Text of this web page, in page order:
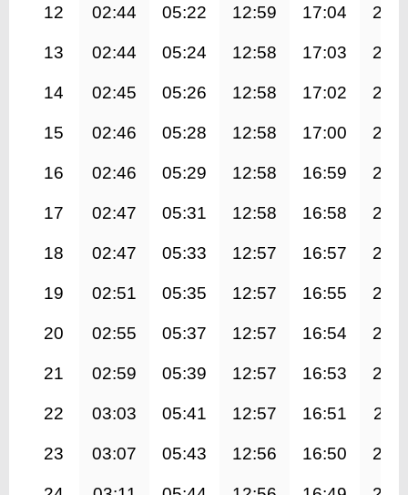
12 02:44 05:22 12:59 17:04
13 02:44 05:24 12:58 17:03
14 02:45 05:26 12:58 17:02
15 02:46 05:28 12:58 17:00
16 02:46 05:29 12:58 16:59
17 02:47 05:31 12:58 16:58
18 02:47 05:33 12:57 16:57
19 02:51 05:35 12:57 16:55
20 02:55 05:37 12:57 16:54
21 02:59 05:39 12:57 16:53
22 03:03 05:41 12:57 16:51
23 03:07 05:43 12:56 16:50